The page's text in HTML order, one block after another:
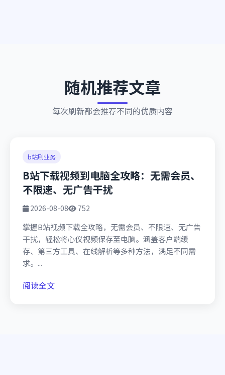
随机推荐文章
每次刷新都会推荐不同的优质内容
b站刷业务
B站下载视频到电脑全攻略：无需会员、
不限速、无广告干扰
2026-08-08 752
掌握B站视频下载全攻略，无需会员、不限速、无广告
干扰，轻松将心仪视频保存至电脑。涵盖客户端缓
存、第三方工具、在线解析等多种方法，满足不同需
求。...
阅读全文